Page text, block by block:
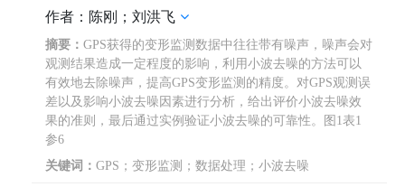
作者：陈刚；刘洪飞
摘要： GPS获得的变形监测数据中往往带有噪声，噪声会对
观测结果造成一定程度的影响，利用小波去噪的方法可以
有效地去除噪声，提高GPS变形监测的精度。对GPS观测误
差以及影响小波去噪因素进行分析，给出评价小波去噪效
果的准则，最后通过实例验证小波去噪的可靠性。图1表1
参6
关键词： GPS；变形监测；数据处理；小波去噪